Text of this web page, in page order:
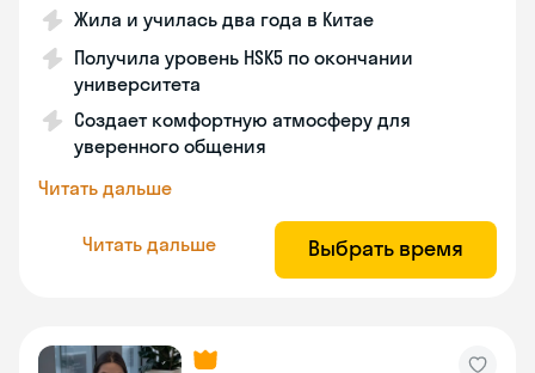
Жила и училась два года в Китае
Получила уровень HSK5 по окончании
университета
Создает комфортную атмосферу для
уверенного общения
Читать дальше
Читать дальше Выбрать время